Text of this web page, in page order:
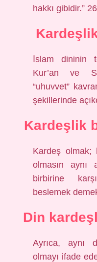
hakkı gibidir.”
İslam dininin
Kur’an ve
“uhuvvet”
şekillerinde
Kardeşlik
Kardeş olmak;
olmasın aynı
birbirine
beslemek
Din
Ayrıca, aynı
olmayı ifade